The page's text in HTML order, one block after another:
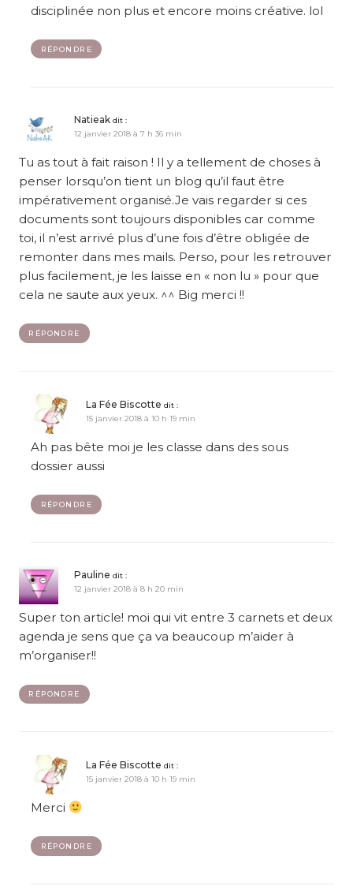
disciplinée non plus et encore moins créative. lol
RÉPONDRE
Natieak dit :
12 janvier 2018 à 7 h 36 min
Tu as tout à fait raison ! Il y a tellement de choses à
penser lorsqu’on tient un blog qu’il faut être
impérativement organisé.Je vais regarder si ces
documents sont toujours disponibles car comme
toi, il n’est arrivé plus d’une fois d’être obligée de
remonter dans mes mails. Perso, pour les retrouver
plus facilement, je les laisse en « non lu » pour que
cela ne saute aux yeux. ^^ Big merci !!
RÉPONDRE
La Fée Biscotte dit :
15 janvier 2018 à 10 h 19 min
Ah pas bête moi je les classe dans des sous
dossier aussi
RÉPONDRE
Pauline dit :
12 janvier 2018 à 8 h 20 min
Super ton article! moi qui vit entre 3 carnets et deux
agenda je sens que ça va beaucoup m’aider à
m’organiser!!
RÉPONDRE
La Fée Biscotte dit :
15 janvier 2018 à 10 h 19 min
Merci
RÉPONDRE